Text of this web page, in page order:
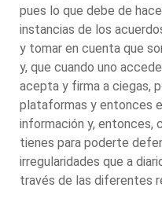
pues lo que debe de
instancias de los
y tomar en cuenta que
y, que cuando uno
acepta y firma a ciegas,
plataformas y entonces
información y, entonces,
tienes para poderte
irregularidades que a
través de las diferentes